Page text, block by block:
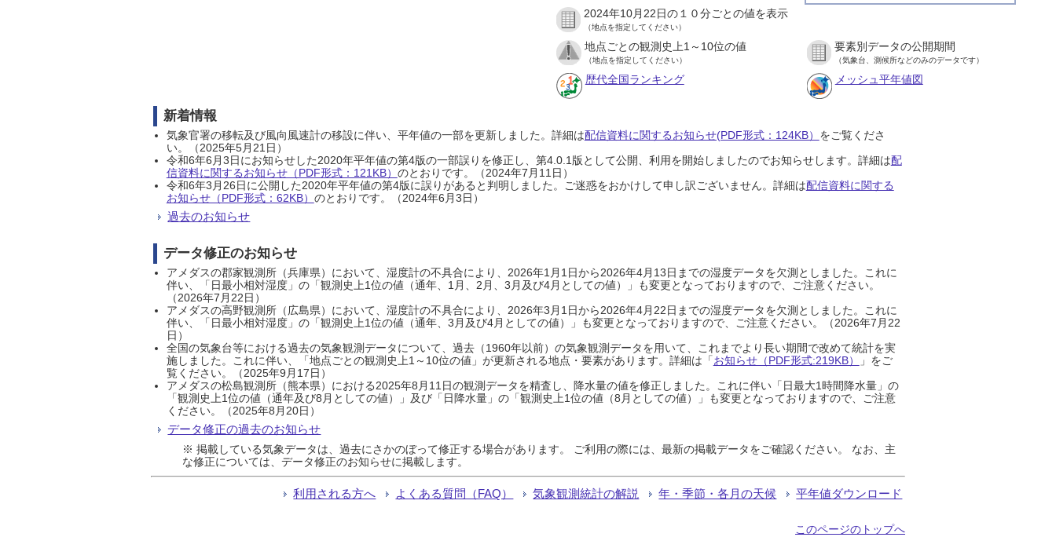
2024年10月22日の１０分ごとの値を表示
（地点を指定してください）
地点ごとの観測史上1～10位の値
（地点を指定してください）
要素別データの公開期間
（気象台、測候所などのみのデータです）
歴代全国ランキング メッシュ平年値図
新着情報
気象官署の移転及び風向風速計の移設に伴い、平年値の一部を更新しました。詳細は配信資料に関するお知らせ(PDF形式：124KB） をご覧くださ
い。（2025年5月21日）
令和6年6月3日にお知らせした2020年平年値の第4版の一部誤りを修正し、第4.0.1版として公開、利用を開始しましたのでお知らせします。詳細は配
信資料に関するお知らせ（PDF形式：121KB） のとおりです。（2024年7月11日）
令和6年3月26日に公開した2020年平年値の第4版に誤りがあると判明しました。ご迷惑をおかけして申し訳ございません。詳細は配信資料に関する
お知らせ（PDF形式：62KB） のとおりです。（2024年6月3日）
過去のお知らせ
データ修正のお知らせ
アメダスの郡家観測所（兵庫県）において、湿度計の不具合により、2026年1月1日から2026年4月13日までの湿度データを欠測としました。これに
伴い、「日最小相対湿度」の「観測史上1位の値（通年、1月、2月、3月及び4月としての値）」も変更となっておりますので、ご注意ください。
（2026年7月22日）
アメダスの高野観測所（広島県）において、湿度計の不具合により、2026年3月1日から2026年4月22日までの湿度データを欠測としました。これに
伴い、「日最小相対湿度」の「観測史上1位の値（通年、3月及び4月としての値）」も変更となっておりますので、ご注意ください。（2026年7月22
日）
全国の気象台等における過去の気象観測データについて、過去（1960年以前）の気象観測データを用いて、これまでより長い期間で改めて統計を実
施しました。これに伴い、「地点ごとの観測史上1～10位の値」が更新される地点・要素があります。詳細は「お知らせ（PDF形式:219KB）
」をご
覧ください。（2025年9月17日）
アメダスの松島観測所（熊本県）における2025年8月11日の観測データを精査し、降水量の値を修正しました。これに伴い「日最大1時間降水量」の
「観測史上1位の値（通年及び8月としての値）」及び「日降水量」の「観測史上1位の値（8月としての値）」も変更となっておりますので、ご注意
ください。（2025年8月20日）
データ修正の過去のお知らせ
※ 掲載している気象データは、過去にさかのぼって修正する場合があります。 ご利用の際には、最新の掲載データをご確認ください。 なお、主
な修正については、データ修正のお知らせに掲載します。
利用される方へ よくある質問（FAQ） 気象観測統計の解説 年・季節・各月の天候 平年値ダウンロード
このページのトップへ